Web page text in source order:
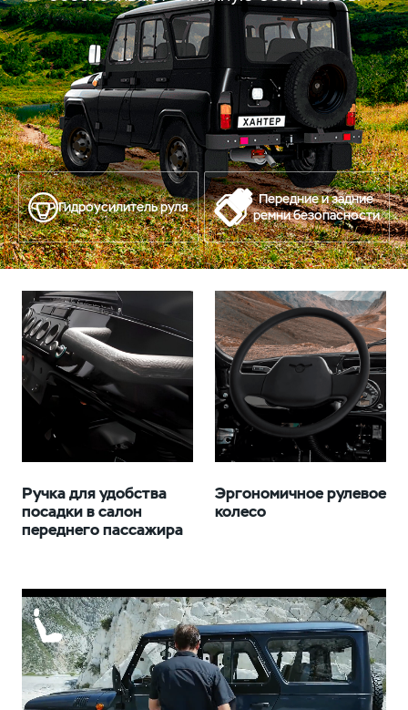
Гидроусилитель руля
Передние и задние
ремни безопасности
Ручка для удобства
посадки в салон
переднего пассажира
Эргономичное рулевое
колесо